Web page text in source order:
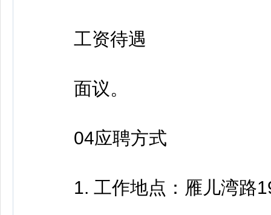
工资待遇
面议。
04应聘方式
1. 工作地点：雁儿湾路